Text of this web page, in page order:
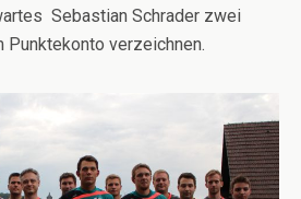
Sebastian Schrader zwei
Punktekonto verzeichnen.